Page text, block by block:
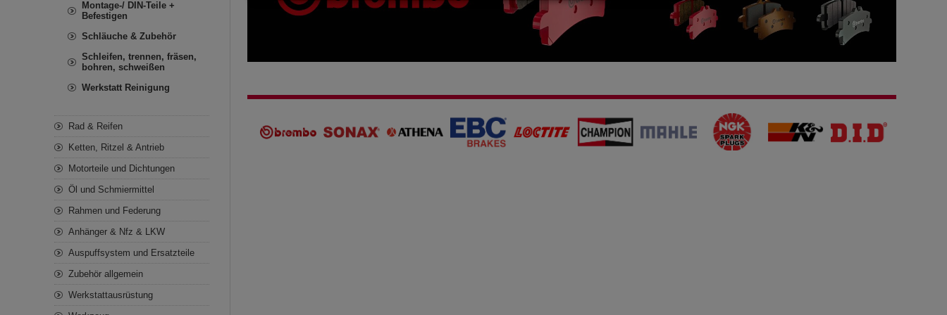
Montage-/ DIN-Teile +
Befestigen
Schläuche & Zubehör
Schleifen, trennen, fräsen,
bohren, schweißen
Werkstatt Reinigung
Rad & Reifen
Ketten, Ritzel & Antrieb
Motorteile und Dichtungen
Öl und Schmiermittel
Rahmen und Federung
Anhänger & Nfz & LKW
Auspuffsystem und Ersatzteile
Zubehör allgemein
Werkstattausrüstung